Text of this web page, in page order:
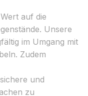
auf die
Unsere
im Umgang mit
Zudem
und
zu